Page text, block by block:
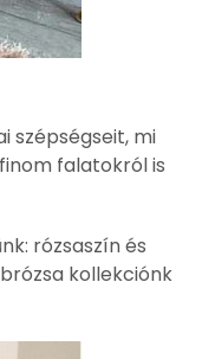
szépségseit, mi
falatokról is
rózsaszín és
kollekciónk